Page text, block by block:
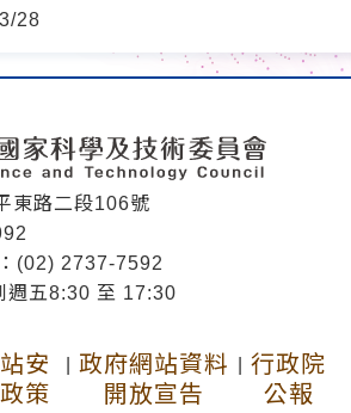
28
東路二段106號
(02) 2737-7592
週五8:30 至 17:30
安
策
政府網站資料
開放宣告
行政院
公報